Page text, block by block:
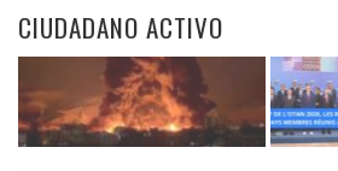
CIUDADANO ACTIVO